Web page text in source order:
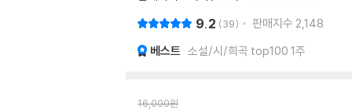
9.2 39 판매지수 2,148
베스트 소설/시/희곡 top100 1주
16,000원